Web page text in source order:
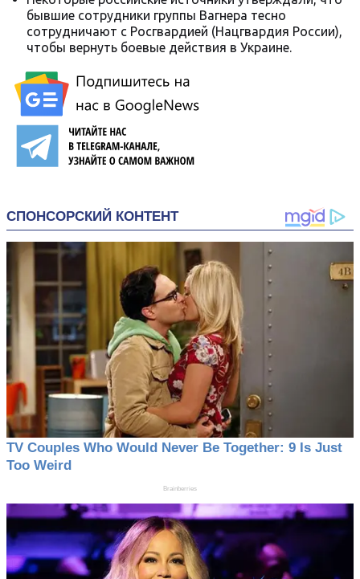
бывшие сотрудники группы Вагнера тесно
сотрудничают с Росгвардией (Нацгвардия России),
чтобы вернуть боевые действия в Украине.